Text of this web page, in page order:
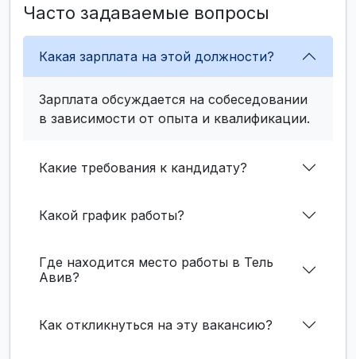
Часто задаваемые вопросы
Какая зарплата на этой должности?
Зарплата обсуждается на собеседовании
в зависимости от опыта и квалификации.
Какие требования к кандидату?
Какой график работы?
Где находится место работы в Тель
Авив?
Как откликнуться на эту вакансию?